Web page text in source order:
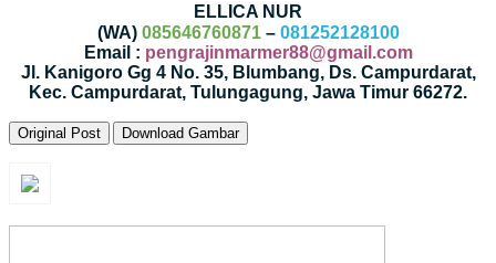
ELLICA NUR
(WA) 085646760871– 081252128100
Email : pengrajinmarmer88@gmail.com
Jl. Kanigoro Gg 4 No. 35, Blumbang, Ds. Campurdarat,
Kec. Campurdarat, Tulungagung, Jawa Timur 66272.
Original Post Download Gambar